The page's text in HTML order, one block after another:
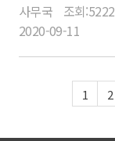
사무국
조회:5222
2020-09-11
1 2